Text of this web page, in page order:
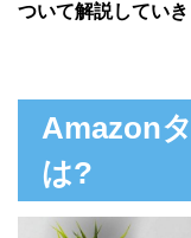
ついて解説していき
Amazon
は?